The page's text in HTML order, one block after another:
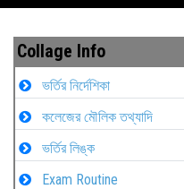
Collage Info
ভর্তির নির্দেশিকা
কলেজের মৌলিক তথ্যাদি
ভর্তির লিঙ্ক
Exam Routine